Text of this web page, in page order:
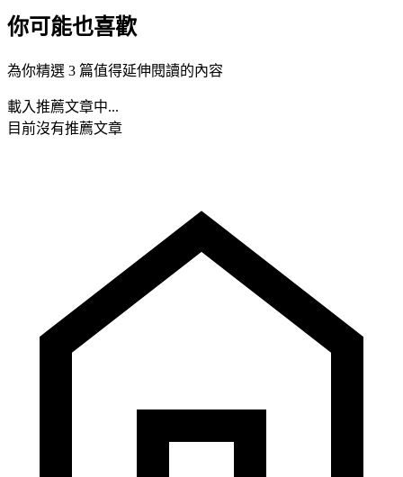
你可能也喜歡
為你精選 3 篇值得延伸閱讀的內容
載入推薦文章中...
目前沒有推薦文章